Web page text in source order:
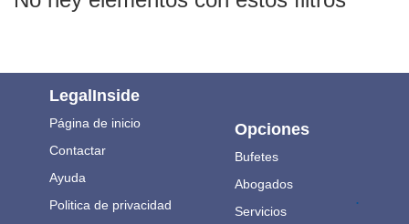
LegalInside
Página de inicio
Contactar
Ayuda
Politica de privacidad
Opciones
Bufetes
Abogados
Servicios
.